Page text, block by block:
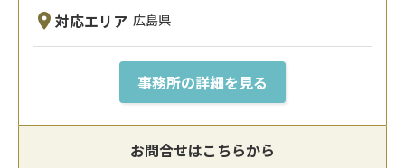
対応エリア 広島県
事務所の詳細を見る
お問合せはこちらから